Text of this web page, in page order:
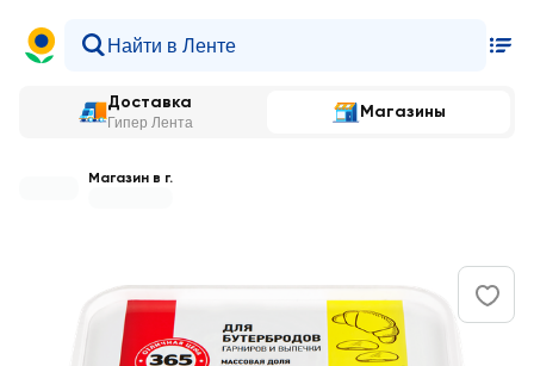
Доставка
Гипер Лента
Магазины
Магазин в г.